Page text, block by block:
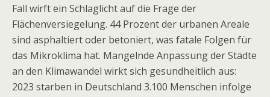
Fall wirft ein Schlaglicht auf die Frage der
Flächenversiegelung. 44 Prozent der urbanen Areale
sind asphaltiert oder betoniert, was fatale Folgen für
das Mikroklima hat. Mangelnde Anpassung der Städte
an den Klimawandel wirkt sich gesundheitlich aus:
2023 starben in Deutschland 3.100 Menschen infolge